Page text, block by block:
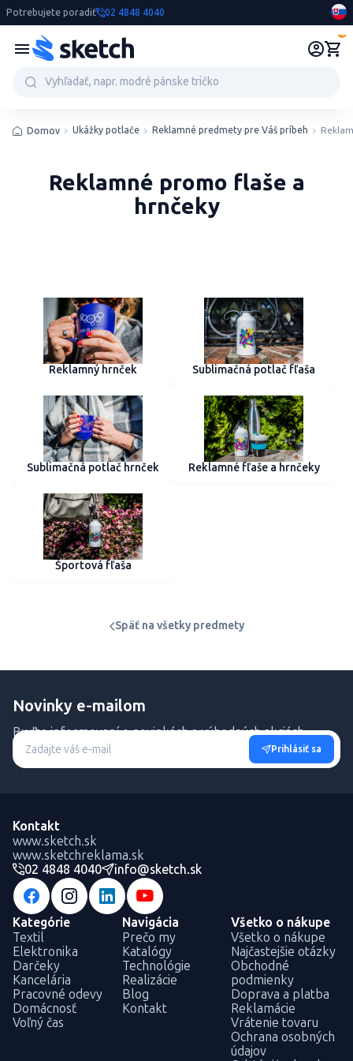
Potrebujete poradiť 02 4848 4040
Domov Ukážky potlače Reklamné predmety pre Váš príbeh
Reklamné promo flaše a
hrnčeky
Reklamný hrnček Sublimačná potlač fľaša
Sublimačná potlač hrnček Reklamné fľaše a hrnčeky
Športová fľaša
Späť na všetky predmety
Novinky e-mailom
Buďte informovaní o novinkách a výhodných akciách.
Prihlásiť sa
Kontakt
www.sketch.sk
www.sketchreklama.sk
02 4848 4040
info@sketch.sk
Kategórie
Textil
Elektronika
Darčeky
Kancelária
Pracovné odevy
Domácnosť
Voľný čas
Navigácia
Prečo my
Katalógy
Technológie
Realizácie
Blog
Kontakt
Všetko o nákupe
Všetko o nákupe
Najčastejšie otázky
Obchodné
podmienky
Doprava a platba
Reklamácie
Vrátenie tovaru
Ochrana osobných
údajov